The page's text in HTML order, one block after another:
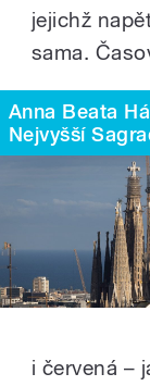
jejichž
sama.
Anna Beata
Nejvyšší
i červená –